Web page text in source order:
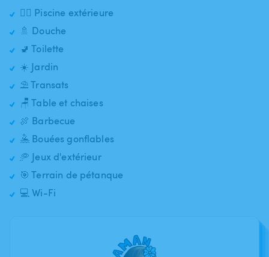
🏊‍♂️ Piscine extérieure
🚿 Douche
🚽 Toilette
☀️ Jardin
⛱️ Transats
🪑 Table et chaises
🍖 Barbecue
🤽 Bouées gonflables
🥏 Jeux d'extérieur
🎯 Terrain de pétanque
💻 Wi-Fi